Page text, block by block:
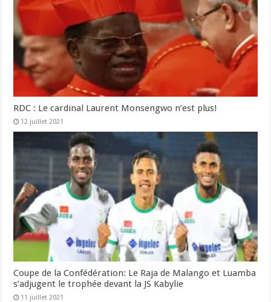
RDC : Le cardinal Laurent Monsengwo n’est plus!
12 juillet 2021
Coupe de la Confédération: Le Raja de Malango et Luamba
s’adjugent le trophée devant la JS Kabylie
11 juillet 2021